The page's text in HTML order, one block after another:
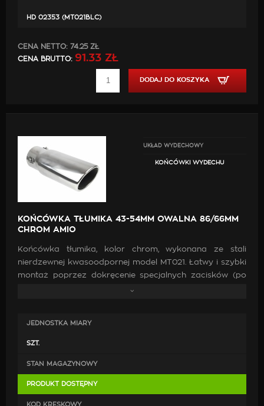
HD 02353 (MT021BLC)
CENA NETTO: 74.25 ZŁ
CENA BRUTTO: 91.33 ZŁ
DODAJ DO KOSZYKA
UKŁAD WYDECHOWY
KOŃCÓWKI WYDECHU
KOŃCÓWKA TŁUMIKA 43-54MM OWALNA 86/66MM
CHROM AMIO
Końcówka tłumika, kolor chrom, wykonana ze stali
nierdzewnej kwasoodpornej model MT021. Łatwy i szybki
montaż poprzez dokręcenie specjalnych zacisków (po
przejechaniu 500-1000km prosimy o sprawdzenie
Średnica montażowa: 43 - 54 mm
JEDNOSTKA MIARY
SZT.
STAN MAGAZYNOWY
PRODUKT DOSTĘPNY
KOD KRESKOWY